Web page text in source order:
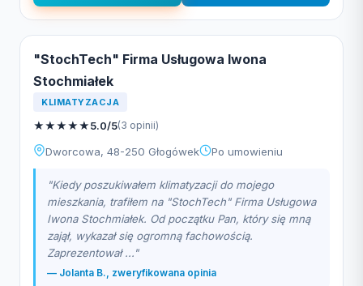
"StochTech" Firma Usługowa Iwona
Stochmiałek
KLIMATYZACJA
★★★★★5.0/5(3 opinii)
Dworcowa, 48-250 Głogówek Po umowieniu
"Kiedy poszukiwałem klimatyzacji do mojego
mieszkania, trafiłem na "StochTech" Firma Usługowa
Iwona Stochmiałek. Od początku Pan, który się mną
zajął, wykazał się ogromną fachowością.
Zaprezentował ..."
— Jolanta B., zweryfikowana opinia